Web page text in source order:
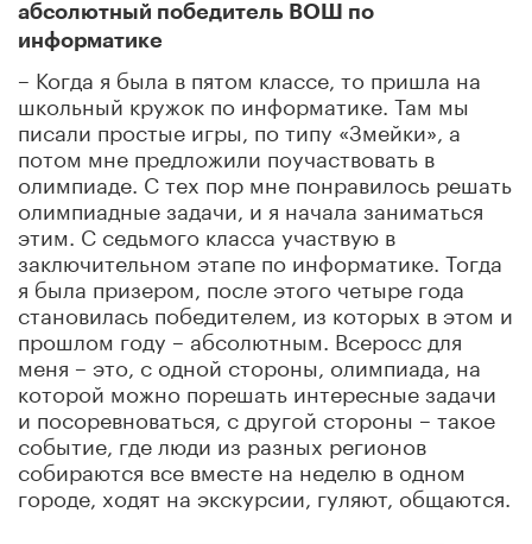
абсолютный победитель ВОШ по
информатике
– Когда я была в пятом классе, то пришла на
школьный кружок по информатике. Там мы
писали простые игры, по типу «Змейки», а
потом мне предложили поучаствовать в
олимпиаде. С тех пор мне понравилось решать
олимпиадные задачи, и я начала заниматься
этим. С седьмого класса участвую в
заключительном этапе по информатике. Тогда
я была призером, после этого четыре года
становилась победителем, из которых в этом и
прошлом году – абсолютным. Всеросс для
меня – это, с одной стороны, олимпиада, на
которой можно порешать интересные задачи
и посоревноваться, с другой стороны – такое
событие, где люди из разных регионов
собираются все вместе на неделю в одном
городе, ходят на экскурсии, гуляют, общаются.